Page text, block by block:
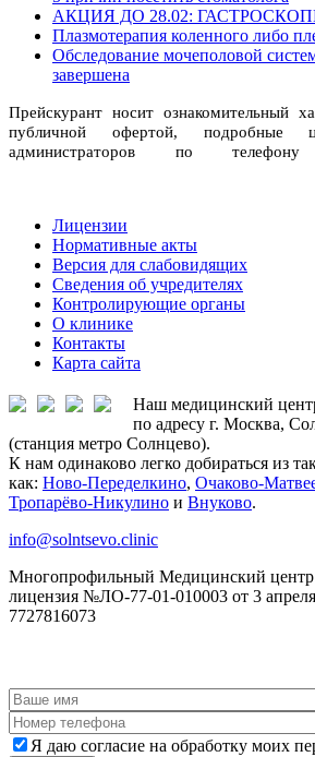
АКЦИЯ ДО 28.02:
Плазмотерапия коленного либо
Обследование мочеполовой
завершена
Прейскурант носит ознакомительный
публичной офертой, подробные
администраторов по
Лицензии
Нормативные акты
Версия для слабовидящих
Сведения об учредителях
Контролирующие органы
О клинике
Контакты
Карта сайта
Наш медицинский
по адресу г. Москва,
(станция метро Солнцево).
К нам одинаково легко добираться из
как: Ново-Переделкино, Очаково-
Тропарёво-Никулино и Внуково.
info@solntsevo.clinic
Многопрофильный Медицинский
лицензия №ЛО-77-01-010003 от 3
7727816073
Я даю согласие на обработку моих